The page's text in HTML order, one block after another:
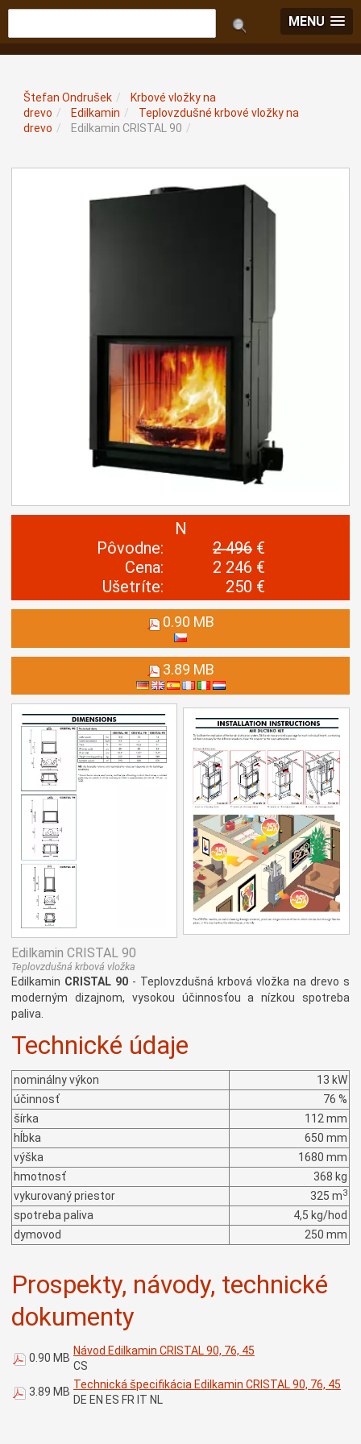
MENU
Štefan Ondrušek /
Krbové vložky na
drevo / Edilkamin /
Teplovzdušné krbové vložky na
drevo / Edilkamin CRISTAL 90 /
N
Pôvodne:
2 496 €
Cena:
2 246 €
Ušetríte:
250 €
0.90 MB
3.89 MB
Edilkamin CRISTAL 90
Teplovzdušná krbová vložka
Edilkamin CRISTAL 90 - Teplovzdušná krbová vložka na drevo s
moderným dizajnom, vysokou účinnosťou a nízkou spotreba
paliva.
Technické údaje
nominálny výkon
13 kW
účinnosť
76 %
šírka
112 mm
hĺbka
650 mm
výška
1680 mm
hmotnosť
368 kg
vykurovaný priestor
325 m3
spotreba paliva
4,5 kg/hod
dymovod
250 mm
Prospekty, návody, technické
dokumenty
0.90 MB
Návod Edilkamin CRISTAL 90, 76, 45
CS
3.89 MB
Technická špecifikácia Edilkamin CRISTAL 90, 76, 45
DE EN ES FR IT NL